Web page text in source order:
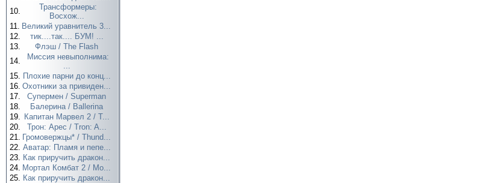
10.
Трансформеры:
Восхож...
11. Великий уравнитель 3...
12.
тик....так.... БУМ! ...
13.
Флэш / The Flash
14.
Миссия невыполнима:
...
15. Плохие парни до конц...
16. Охотники за привиден...
17.
Супермен / Superman
18.
Балерина / Ballerina
19. Капитан Марвел 2 / T...
20.
Трон: Арес / Tron: A...
21. Громовержцы* / Thund...
22. Аватар: Пламя и пепе...
23. Как приручить дракон...
24. Мортал Комбат 2 / Mo...
25. Как приручить дракон...